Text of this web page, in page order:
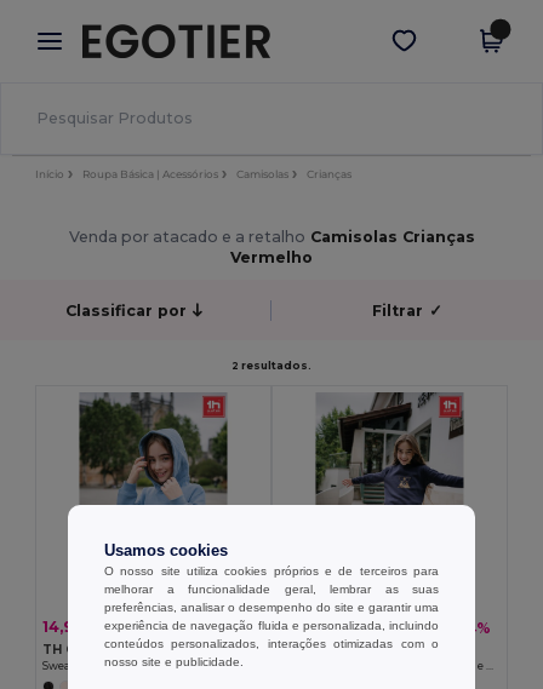
× App Egotier
Melhores preços na app!
Obter app
Início Roupa Básica | Acessórios Camisolas Crianças
Venda por atacado e a retalho Camisolas Crianças
Vermelho
Classificar por Filtrar ✓
2 resultados.
14,90 € 23,68 € -37%
TH Clothes 30174
Sweatshirt para criança (unissexo)
12,90 €16,94 € -24%
TH Clothes 30287
Sweatshirt para criança em algodão e poliéster reciclado
Usamos cookies
O nosso site utiliza cookies próprios e de terceiros para
melhorar a funcionalidade geral, lembrar as suas
preferências, analisar o desempenho do site e garantir uma
experiência de navegação fluida e personalizada, incluindo
conteúdos personalizados, interações otimizadas com o
nosso site e publicidade.